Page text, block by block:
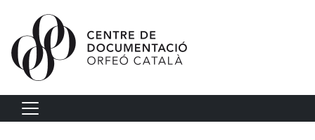
Vés al contingut
Navegació principal